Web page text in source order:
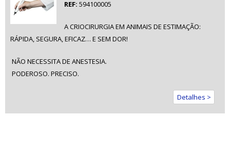
REF: 594100005
A CRIOCIRURGIA EM ANIMAIS DE ESTIMAÇÃO:
RÁPIDA, SEGURA, EFICAZ… E SEM DOR!
 NÃO NECESSITA DE ANESTESIA.
 PODEROSO. PRECISO.
Detalhes >